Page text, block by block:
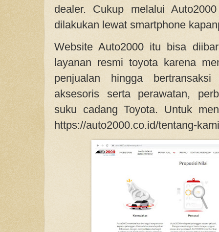
dealer. Cukup melalui
dilakukan lewat smartphone
Website Auto2000 itu bisa
layanan resmi toyota karena
penjualan hingga
aksesoris serta perawatan,
suku cadang Toyota. Untuk
https://auto2000.co.id/tentang-